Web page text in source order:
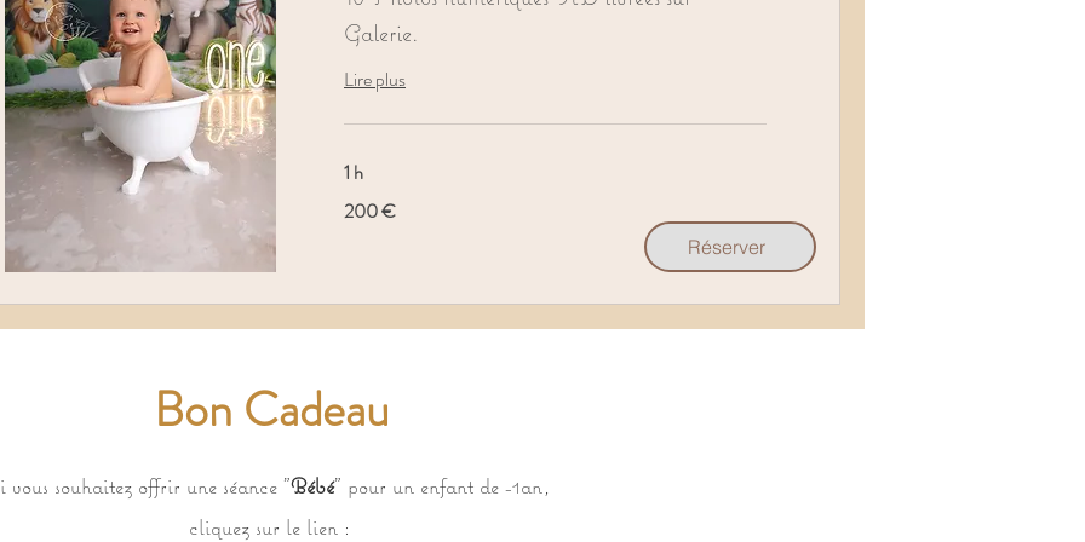
Galerie.
Lire plus
1 h
euros
200 €
Réserver
vous souhaitez offrir une séance "Bébé" pour un enfant de -1an,
cliquez sur le lien :
Bon Cadeau